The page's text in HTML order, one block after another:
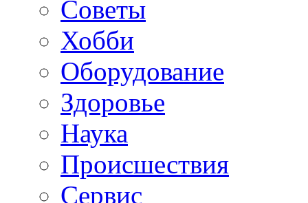
Советы
Хобби
Oборудование
Здоровье
Наука
Происшествия
Сервис